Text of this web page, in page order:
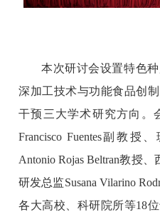
本次研讨会设置特色
深加工技术与功能食品创
干预三大学术研究方向。
Francisco Fuentes副教授
Antonio Rojas Beltran教授、
研发总监Susana Vilarino
各大高校、科研院所等18